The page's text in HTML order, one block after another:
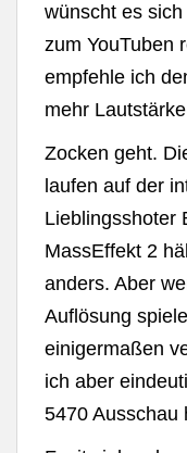
wünscht es
zum YouTuben
empfehle ich
mehr
Zocken geht.
laufen auf der
Lieblingsshoter
MassEffekt 2
anders. Aber
Auflösung
einigermaßen
ich aber
5470 Ausschau